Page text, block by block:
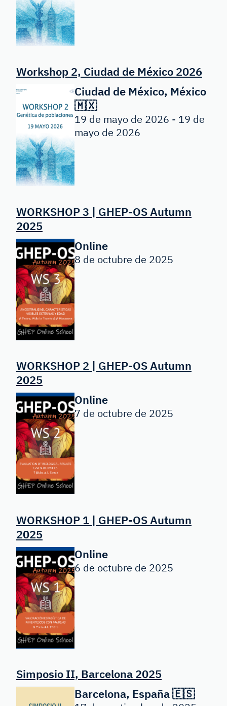
Workshop 2, Ciudad de México 2026
Ciudad de México, México
🇲🇽
19 de mayo de 2026 - 19 de
mayo de 2026
WORKSHOP 3 | GHEP-OS Autumn
2025
Online
8 de octubre de 2025
WORKSHOP 2 | GHEP-OS Autumn
2025
Online
7 de octubre de 2025
WORKSHOP 1 | GHEP-OS Autumn
2025
Online
6 de octubre de 2025
Simposio II, Barcelona 2025
Barcelona, España 🇪🇸